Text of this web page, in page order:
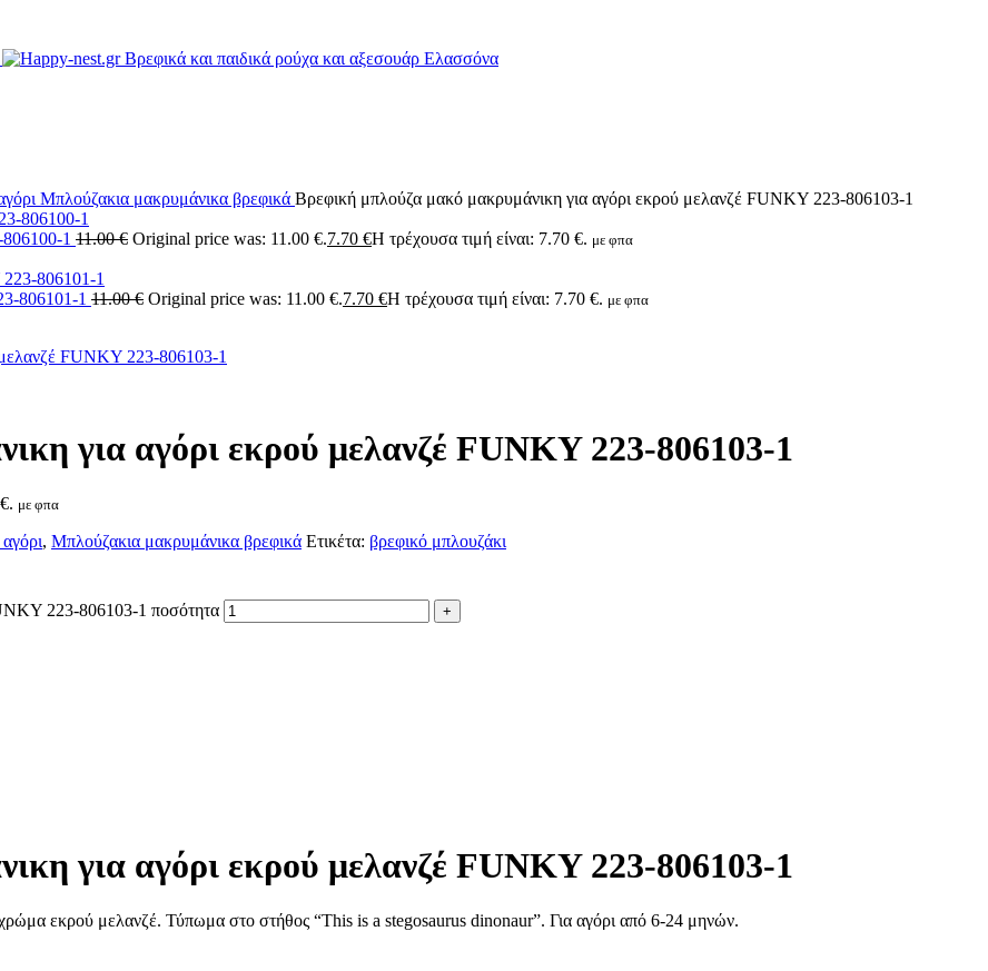
Μπλούζακια μακρυμάνικα βρεφικά Βρεφική μπλούζα μακό μακρυμάνικη για αγόρι εκρού μελανζέ FUNKY 223-806103-1
1 11.00€ Original price was: 11.00 €.7.70 €Η τρέχουσα τιμή είναι: 7.70 €. με φπα
806101-1 11.00€ Original price was: 11.00 €.7.70 €Η τρέχουσα τιμή είναι: 7.70 €. με φπα
για αγόρι εκρού μελανζέ FUNKY 223-806103-1
με φπα
, Μπλούζακια μακρυμάνικα βρεφικά Ετικέτα: βρεφικό μπλουζάκι
223-806103-1 ποσότητα
για αγόρι εκρού μελανζέ FUNKY 223-806103-1
εκρού μελανζέ. Τύπωμα στο στήθος “This is a stegosaurus dinonaur”. Για αγόρι από 6-24 μηνών.